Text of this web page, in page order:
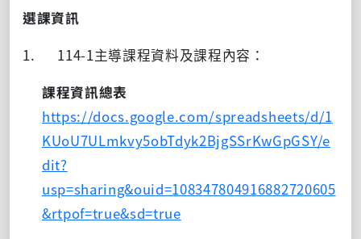
選課資訊
1. 114-1主導課程資料及課程內容：
課程資訊總表
https://docs.google.com/spreadsheets/d/1
KUoU7ULmkvy5obTdyk2BjgSSrKwGpGSY/e
dit?
usp=sharing&ouid=108347804916882720605
&rtpof=true&sd=true